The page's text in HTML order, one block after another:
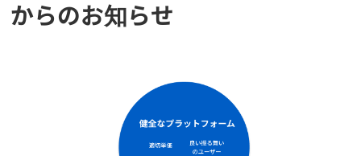
からのお知らせ